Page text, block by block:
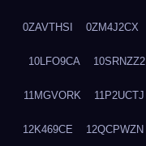
0ZAVTHSI 0ZM4J2CX
10LFO9CA 10SRNZZ2
11MGVORK 11P2UCTJ
12K469CE 12QCPWZN